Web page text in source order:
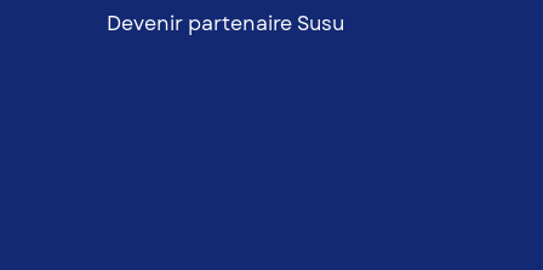
Devenir partenaire Susu